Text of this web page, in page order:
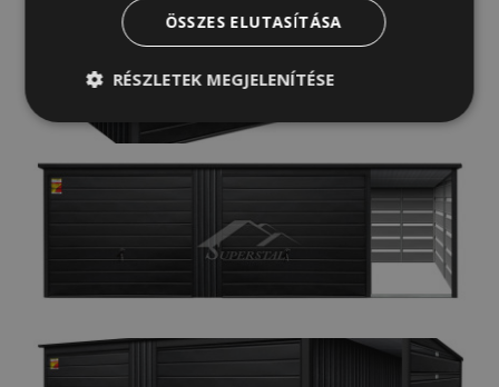
ÖSSZES ELUTASÍTÁSA
RÉSZLETEK MEGJELENÍTÉSE
Elengedhetetlenül
szükséges
Teljesítmény
Célzás Funkcionalitás